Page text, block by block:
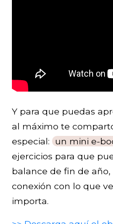
Y para que puedas
al máximo te
especial:
un mini e-
ejercicios para que
balance de fin de
conexión con lo que
importa.